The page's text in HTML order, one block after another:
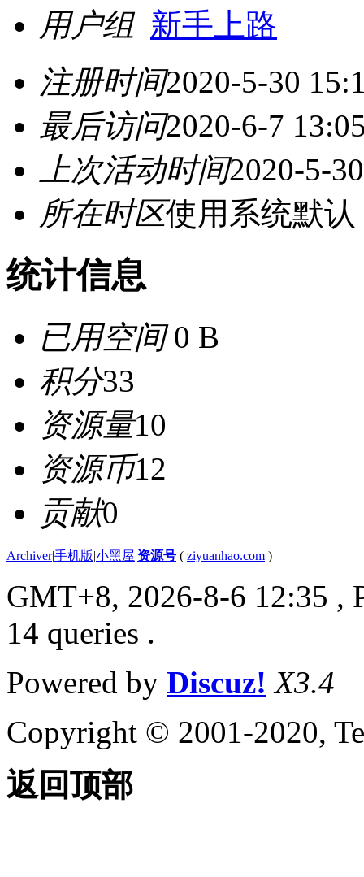
用户组 新手上路
注册时间2020-5-30
最后访问2020-6-7
上次活动时间2020-5-
所在时区使用系统默认
统计信息
已用空间0 B
积分33
资源量10
资源币12
贡献0
Archiver|手机版|小黑屋|资源号 ( ziyuanhao.com )
GMT+8, 2026-8-6 12:35 ,
14 queries .
Powered by Discuz! X3.4
Copyright © 2001-2020,
返回顶部